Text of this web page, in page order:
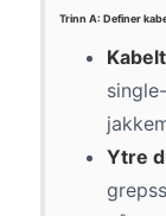
Trinn A: Definer
Ytre